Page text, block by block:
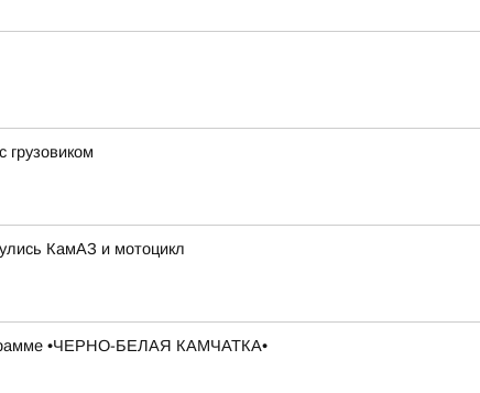
грузовиком
КамАЗ и мотоцикл
•ЧЕРНО-БЕЛАЯ КАМЧАТКА•